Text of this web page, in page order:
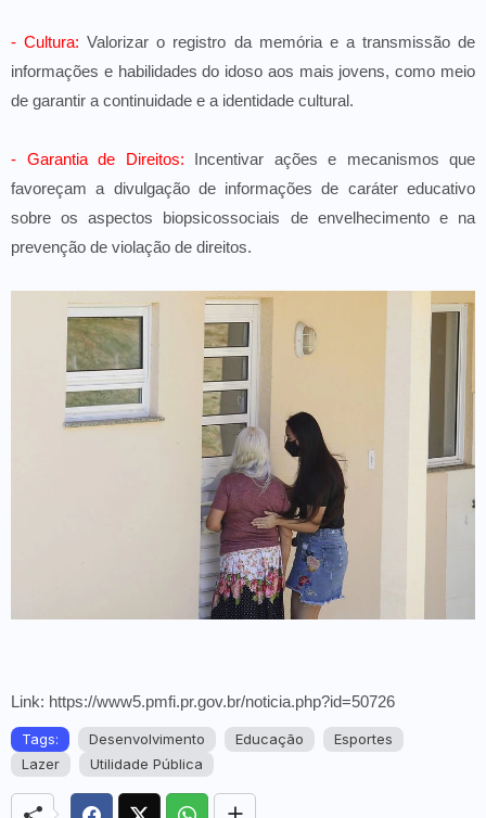
- Cultura:Valorizar o registro da memória e a transmissão de
informações e habilidades do idoso aos mais jovens, como meio
de garantir a continuidade e a identidade cultural.
- Garantia de Direitos: Incentivar ações e mecanismos que
favoreçam a divulgação de informações de caráter educativo
sobre os aspectos biopsicossociais de envelhecimento e na
prevenção de violação de direitos.
Link: https://www5.pmfi.pr.gov.br/noticia.php?id=50726
Tags: Desenvolvimento Educação
Esportes
Lazer
Utilidade Pública